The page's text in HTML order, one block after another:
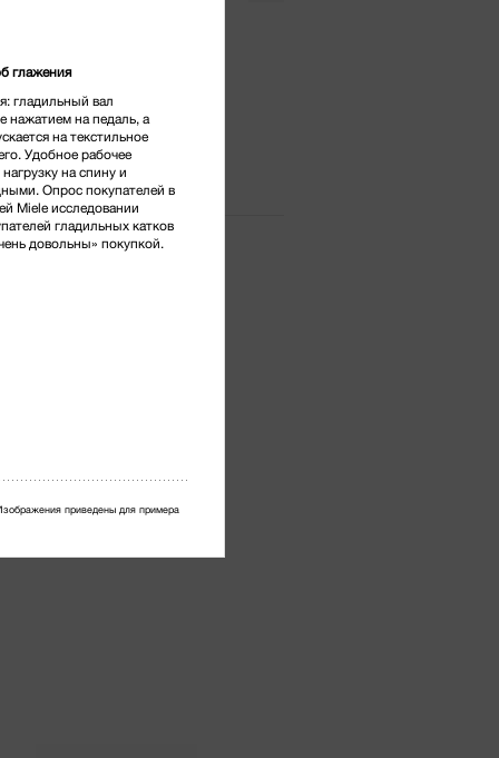
глажения
гладильный вал
нажатием на педаль, а
на текстильное
Удобное рабочее
на спину и
Опрос покупателей в
Miele исследовании
гладильных катков
довольны» покупкой.
приведены для примера